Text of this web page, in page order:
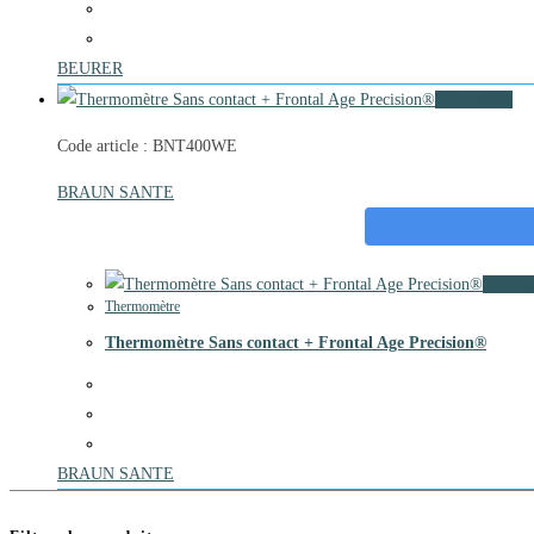
BEURER
Code article : BNT400WE
BRAUN SANTE
Thermomètre
Thermomètre Sans contact + Frontal Age Precision®
BRAUN SANTE